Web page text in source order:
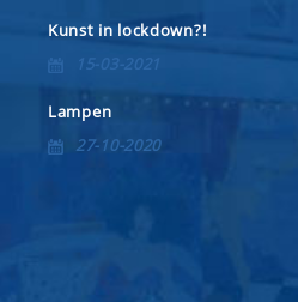
Kunst in lockdown?!
15-03-2021
Lampen
27-10-2020